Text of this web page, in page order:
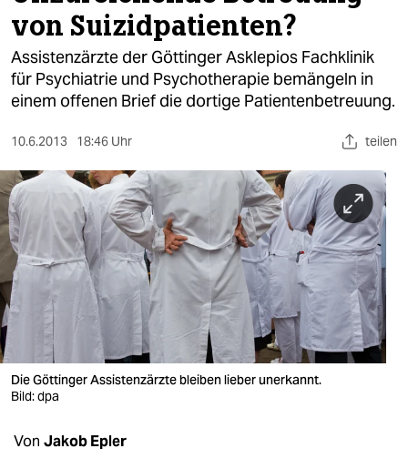
öko
gesellschaft
sport
berlin
nord
wahrheit
verlag
verlag
veranstaltungen
shop
von Suizidpatienten?
Assistenzärzte der Göttinger Asklepios Fachklinik
für Psychiatrie und Psychotherapie bemängeln in
einem offenen Brief die dortige Patientenbetreuung.
10.6.2013 18:46 Uhr teilen
Die Göttinger Assistenzärzte bleiben lieber unerkannt.
Bild: dpa
Von Jakob Epler